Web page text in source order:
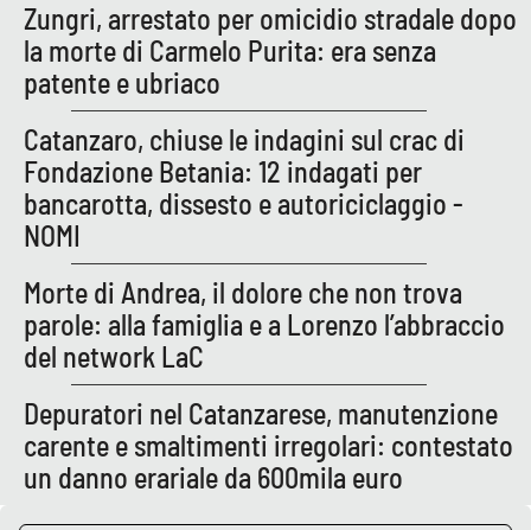
Zungri, arrestato per omicidio stradale dopo
la morte di Carmelo Purita: era senza
patente e ubriaco
Catanzaro, chiuse le indagini sul crac di
Fondazione Betania: 12 indagati per
bancarotta, dissesto e autoriciclaggio -
NOMI
Morte di Andrea, il dolore che non trova
parole: alla famiglia e a Lorenzo l’abbraccio
del network LaC
Depuratori nel Catanzarese, manutenzione
carente e smaltimenti irregolari: contestato
un danno erariale da 600mila euro